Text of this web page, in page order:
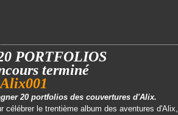
PORTFOLIOS
terminé
20 portfolios des couvertures d'Alix.
célébrer le trentième album des aventures d'Alix,